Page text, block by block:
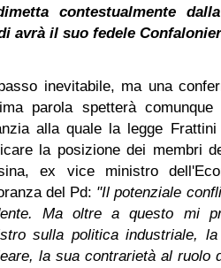
contestualmente
avrà il suo fedele
inevitabile, ma una
parola spetterà
alla quale la legge
la posizione dei membri
ex vice ministro
del Pd: "Il potenziale
Ma oltre a questo mi
sulla politica industriale,
la sua contrarietà al ruolo